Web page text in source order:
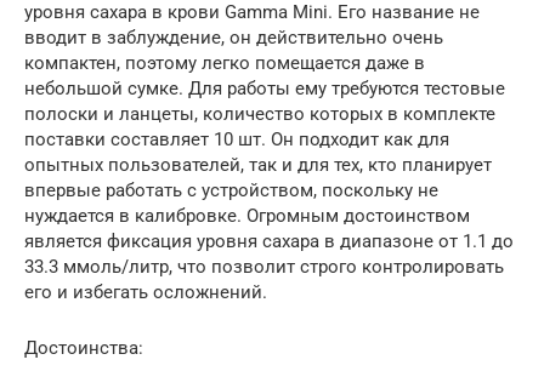
уровня сахара в крови Gamma Mini. Его название не
вводит в заблуждение, он действительно очень
компактен, поэтому легко помещается даже в
небольшой сумке. Для работы ему требуются тестовые
полоски и ланцеты, количество которых в комплекте
поставки составляет 10 шт. Он подходит как для
опытных пользователей, так и для тех, кто планирует
впервые работать с устройством, поскольку не
нуждается в калибровке. Огромным достоинством
является фиксация уровня сахара в диапазоне от 1.1 до
33.3 ммоль/литр, что позволит строго контролировать
его и избегать осложнений.
Достоинства: